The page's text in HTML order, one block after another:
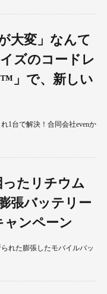
大変」なんて
ズのコードレ
」で、新しい
1台で解決！合同会社evenか
ったリチウム
張バッテリー
ャンペーン
れた膨張したモバイルバッ